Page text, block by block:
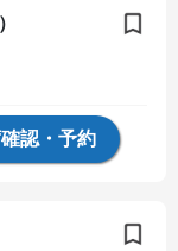
認・予約